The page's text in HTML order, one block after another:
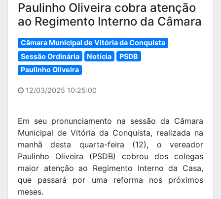
Paulinho Oliveira cobra atenção
ao Regimento Interno da Câmara
Câmara Municipal de Vitória da Conquista
Sessão Ordinária
Notícia
PSDB
Paulinho Oliveira
12/03/2025 10:25:00
Em seu pronunciamento na sessão da Câmara
Municipal de Vitória da Conquista, realizada na
manhã desta quarta-feira (12), o vereador
Paulinho Oliveira (PSDB) cobrou dos colegas
maior atenção ao Regimento Interno da Casa,
que passará por uma reforma nos próximos
meses.